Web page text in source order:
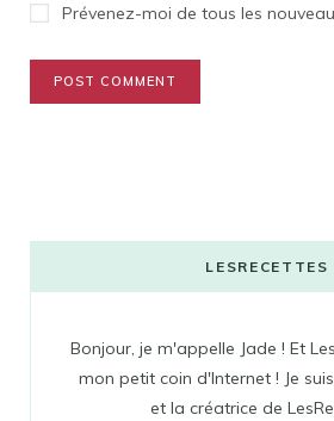
Prévenez-moi de tous les
LESRECETTES
Bonjour, je m'appelle Jade ! Et
mon petit coin d'Internet ! Je
et la créatrice de